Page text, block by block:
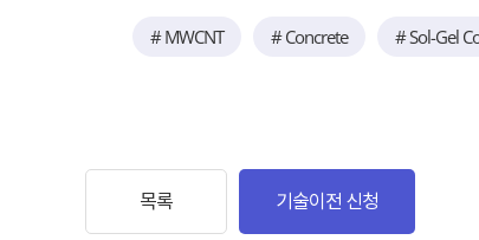
# MWCNT # Concrete # Sol-Gel
목록 기술이전 신청